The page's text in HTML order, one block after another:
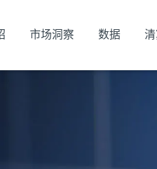
市场洞察 数据